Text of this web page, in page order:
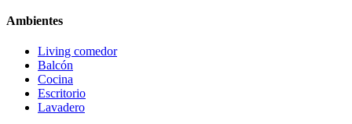
Ambientes
Living comedor
Balcón
Cocina
Escritorio
Lavadero